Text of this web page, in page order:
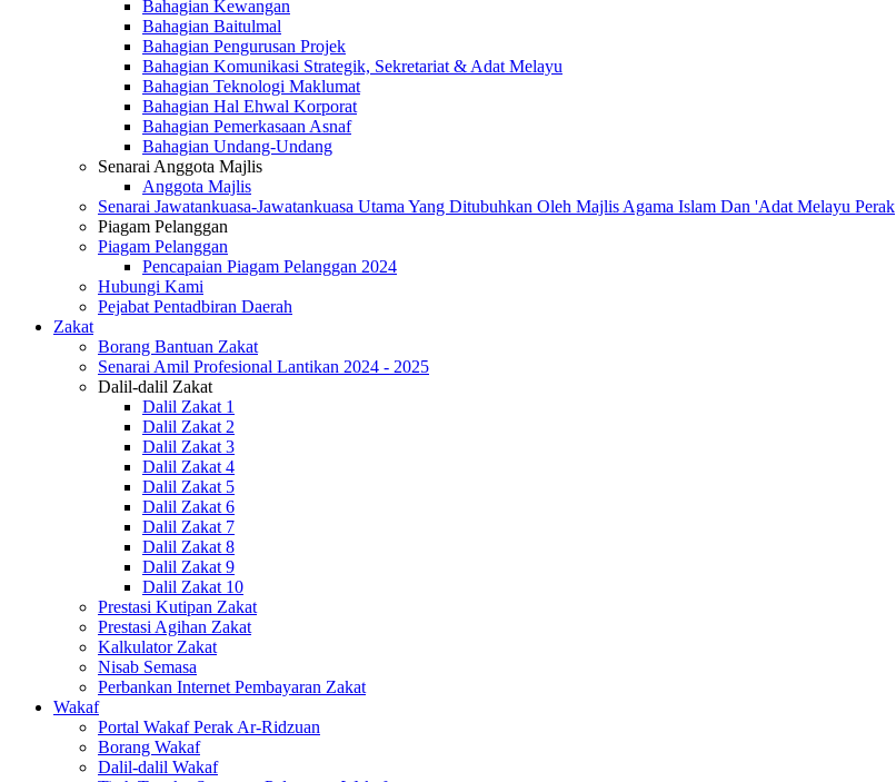
Bahagian Kewangan
Bahagian Baitulmal
Bahagian Pengurusan Projek
Bahagian Komunikasi Strategik, Sekretariat & Adat Melayu
Bahagian Teknologi Maklumat
Bahagian Hal Ehwal Korporat
Bahagian Pemerkasaan Asnaf
Bahagian Undang-Undang
Senarai Anggota Majlis
Anggota Majlis
Senarai Jawatankuasa-Jawatankuasa Utama Yang Ditubuhkan Oleh Majlis Agama Islam Dan 'Adat Melayu Perak
Piagam Pelanggan
Piagam Pelanggan
Pencapaian Piagam Pelanggan 2024
Hubungi Kami
Pejabat Pentadbiran Daerah
Zakat
Borang Bantuan Zakat
Senarai Amil Profesional Lantikan 2024 - 2025
Dalil-dalil Zakat
Dalil Zakat 1
Dalil Zakat 2
Dalil Zakat 3
Dalil Zakat 4
Dalil Zakat 5
Dalil Zakat 6
Dalil Zakat 7
Dalil Zakat 8
Dalil Zakat 9
Dalil Zakat 10
Prestasi Kutipan Zakat
Prestasi Agihan Zakat
Kalkulator Zakat
Nisab Semasa
Perbankan Internet Pembayaran Zakat
Wakaf
Portal Wakaf Perak Ar-Ridzuan
Borang Wakaf
Dalil-dalil Wakaf